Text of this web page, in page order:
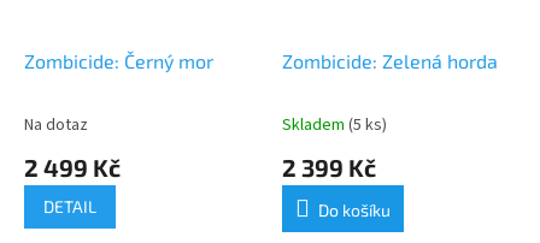
Zombicide: Černý mor
Na dotaz
2 499 Kč
DETAIL
Zombicide: Zelená horda
Skladem (5 ks)
2 399 Kč
Do košíku